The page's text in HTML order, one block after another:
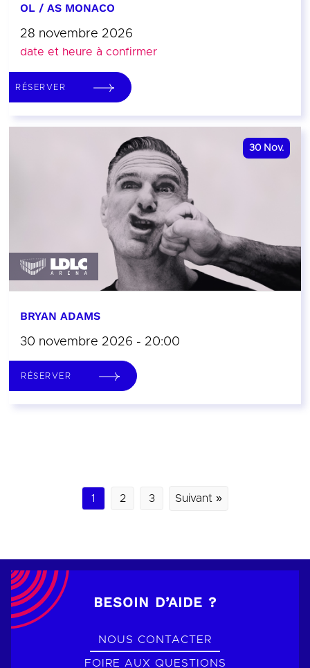
OL / AS MONACO
28 novembre 2026
date et heure à confirmer
RÉSERVER
30 Nov.
BRYAN ADAMS
30 novembre 2026 - 20:00
RÉSERVER
1 2 3 Suivant »
BESOIN D’AIDE ?
NOUS CONTACTER
FOIRE AUX QUESTIONS